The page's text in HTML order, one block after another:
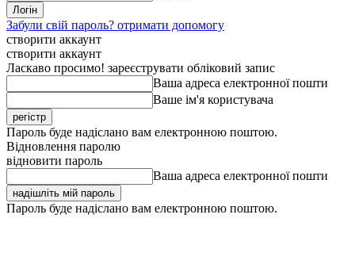
Забули свій пароль? отримати допомогу
створити аккаунт
створити аккаунт
Ласкаво просимо! зареєструвати обліковий запис
Ваша адреса електронної пошти
Ваше ім'я користувача
Пароль буде надіслано вам електронною поштою.
Відновлення паролю
відновити пароль
Ваша адреса електронної пошти
Пароль буде надіслано вам електронною поштою.